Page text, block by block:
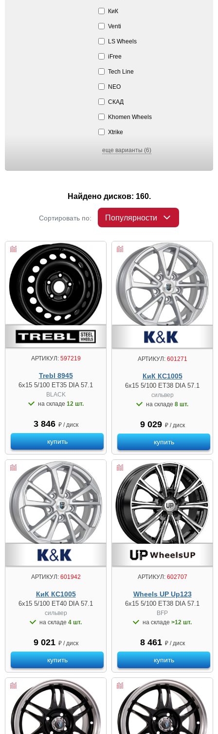
КиК
Venti
LS Wheels
iFree
Tech Line
NEO
СКАД
Khomen Wheels
Xtrike
еще варианты (6)
Найдено дисков: 160.
Сортировать по: Популярности
АРТИКУЛ:597219
Trebl 8945
6x15 5/100 ET35 DIA 57.1
BLACK
на складе 12 шт.
3 846 ₽ / диск
купить
АРТИКУЛ:601271
КиК КС1005
6x15 5/100 ET38 DIA 57.1
сильвер
на складе 8 шт.
9 029 ₽ / диск
купить
АРТИКУЛ:601942
КиК КС1005
6x15 5/100 ET40 DIA 57.1
сильвер
на складе 4 шт.
9 021 ₽ / диск
купить
АРТИКУЛ:602707
Wheels UP Up123
6x15 5/100 ET38 DIA 57.1
BFP
на складе >12 шт.
8 461 ₽ / диск
купить